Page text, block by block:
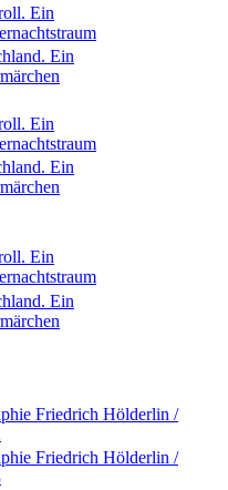
Ein
Ein
Ein
Ein
Ein
Ein
Friedrich Hölderlin /
Friedrich Hölderlin /